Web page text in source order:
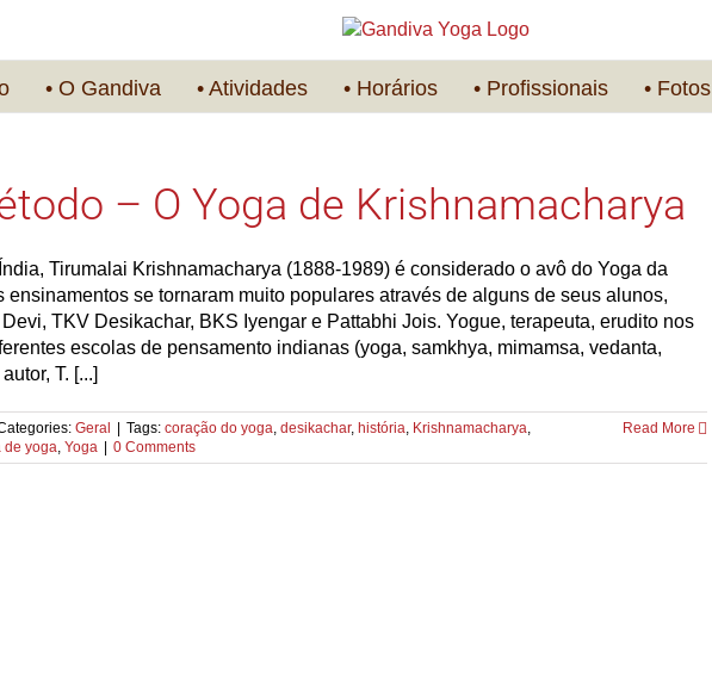
• O Gandiva • Atividades • Horários • Profissionais • Fotos
– O Yoga de Krishnamacharya
Tirumalai Krishnamacharya (1888-1989) é considerado o avô do Yoga da
ensinamentos se tornaram muito populares através de alguns de seus alunos,
TKV Desikachar, BKS Iyengar e Pattabhi Jois. Yogue, terapeuta, erudito nos
escolas de pensamento indianas (yoga, samkhya, mimamsa, vedanta,
T. [...]
Geral Tags: coração do yoga, desikachar, história, Krishnamacharya,
de yoga, Yoga 0 Comments
Read More